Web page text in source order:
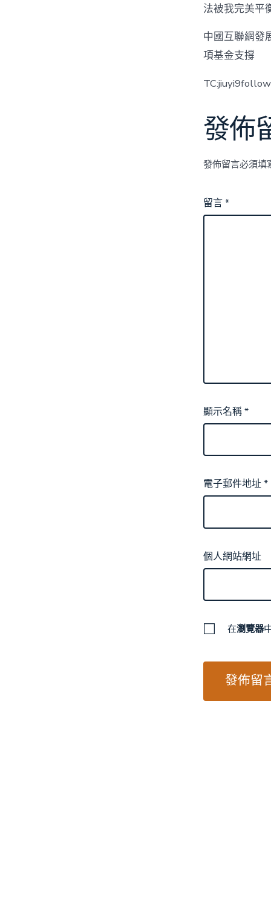
法被我完美平
中國互聯網發
項基金支撐
發佈
發佈留言必須填
留言*
顯示名稱*
電子郵件地址*
個人網站網址
在瀏覽器